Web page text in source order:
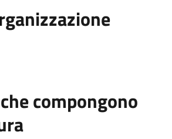
compongono